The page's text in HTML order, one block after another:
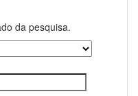
da pesquisa.